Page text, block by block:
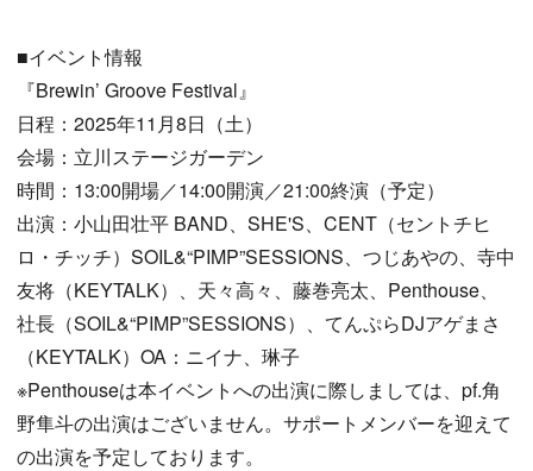
■イベント情報
『Brewin’ Groove Festival』
日程：2025年11月8日（土）
会場：立川ステージガーデン
時間：13:00開場／14:00開演／21:00終演（予定）
出演：小山田壮平 BAND、SHE'S、CENT（セントチヒ
ロ・チッチ）SOIL&“PIMP”SESSIONS、つじあやの、寺中
友将（KEYTALK）、天々高々、藤巻亮太、Penthouse、
社長（SOIL&“PIMP”SESSIONS）、てんぷらDJアゲまさ
（KEYTALK）OA：ニイナ、琳子
※Penthouseは本イベントへの出演に際しましては、pf.角
野隼斗の出演はございません。サポートメンバーを迎えて
の出演を予定しております。